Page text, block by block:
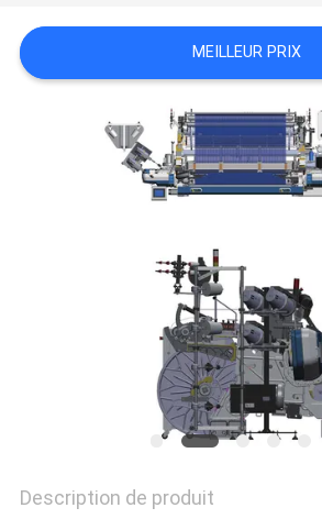
NOUVELLES
DEMANDEZ
UN DEVIS
MEILLEUR PRIX
Description de produit